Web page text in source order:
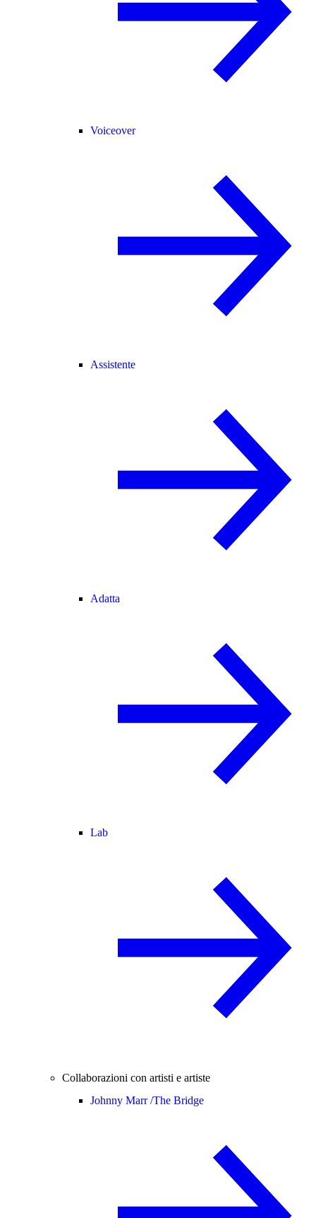
Voiceover
Assistente
Adatta
Lab
Collaborazioni con artisti e artiste
Johnny Marr /The Bridge